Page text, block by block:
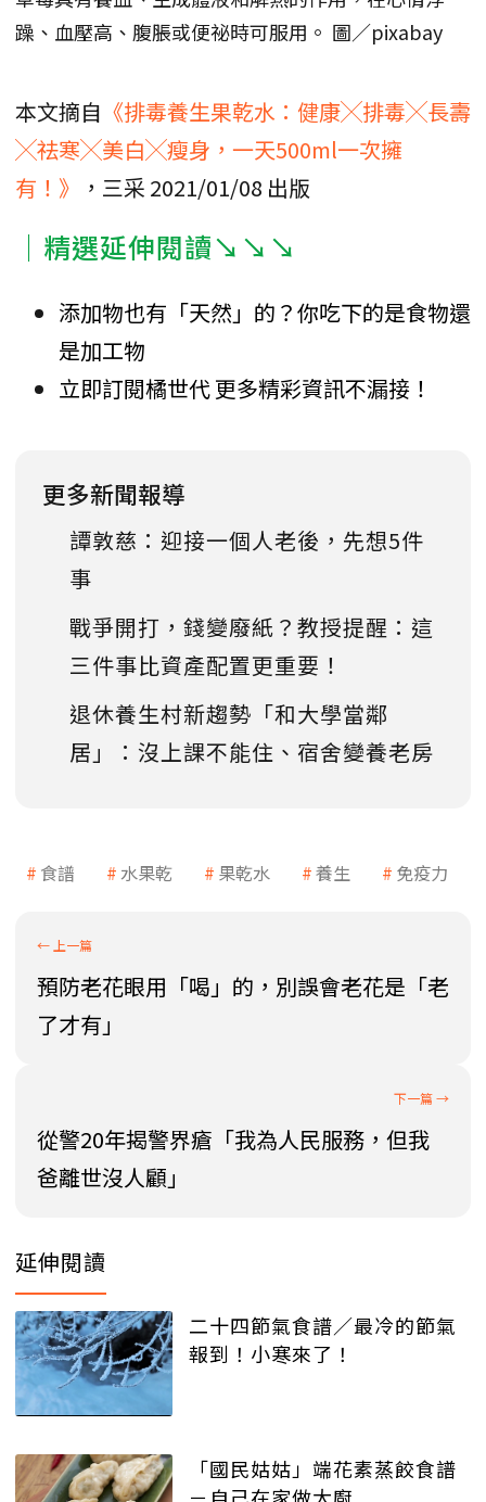
躁、血壓高、腹脹或便祕時可服用。 圖／pixabay
本文摘自 《排毒養生果乾水：健康╳排毒╳長壽
╳祛寒╳美白╳瘦身，一天500ml一次擁
有！》
，三采 2021/01/08 出版
｜精選延伸閱讀↘↘↘
添加物也有「天然」的？你吃下的是食物還
是加工物
立即訂閱橘世代 更多精彩資訊不漏接！
更多新聞報導
譚敦慈：迎接一個人老後，先想5件
事
戰爭開打，錢變廢紙？教授提醒：這
三件事比資產配置更重要！
退休養生村新趨勢「和大學當鄰
居」：沒上課不能住、宿舍變養老房
食譜 水果乾 果乾水 養生 免疫力
預防老花眼用「喝」的，別誤會老花是「老
了才有」
從警20年揭警界瘡「我為人民服務，但我
爸離世沒人顧」
延伸閱讀
二十四節氣食譜／最冷的節氣
報到！小寒來了！
「國民姑姑」端花素蒸餃食譜